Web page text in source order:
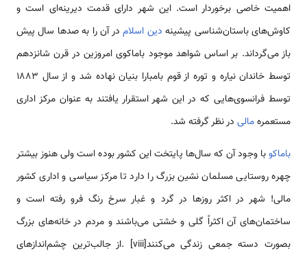
اهمیت خاصی برخوردار است. این شهر دارای قدمت دیرینه‌ای است و
کاوش‌های باستان‌شناسی پیشینه دین اسلامدر آن را به صدها سال پیش
باز می‌گرداند. بر اساس شواهد موجود باماکوی امروزین در قرن شانزدهم
توسط خاندان نیاره و توره از قوم بامبارا بنیان نهاده شد و از سال 1883
توسط فرانسوی‌هایی که در این شهر استقرار یافتند به عنوان مرکز اداری
مستعمرهمالی در نظر گرفته شد.
باماكوبا وجود آن که سال‌ها پایتخت این کشور بوده است ولی هنوز بیشتر
چهره روستایی مسلمان نشین بزرگ را دارد تا مرکز سیاسی و اداری کشور
مالی! شهر در اکثر روزها در گرد و غبار سرخ رنگ فرو رفته است و
ساختمان‌های آن اکثراً گلی و خشتی می‌باشند و مردم در خانه‌های بزرگ
بصورت دسته جمعی زندگی می‌کنند[viii] .از جالب‌ترین چشم‌اندازهای